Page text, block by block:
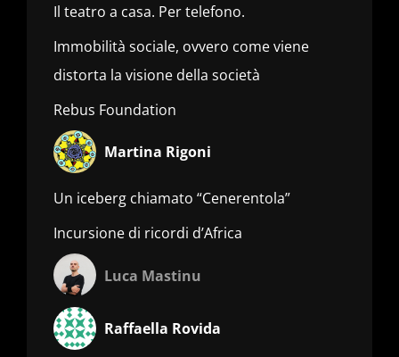
Il teatro a casa. Per telefono.
Immobilità sociale, ovvero come viene
distorta la visione della società
Rebus Foundation
Martina Rigoni
Un iceberg chiamato “Cenerentola”
Incursione di ricordi d’Africa
Luca Mastinu
Raffaella Rovida